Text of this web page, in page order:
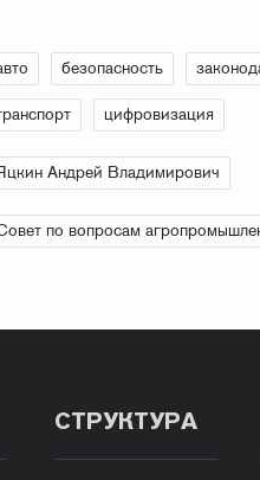
безопасность
цифровизация
Андрей Владимирович
по вопросам
СТРУКТУРА